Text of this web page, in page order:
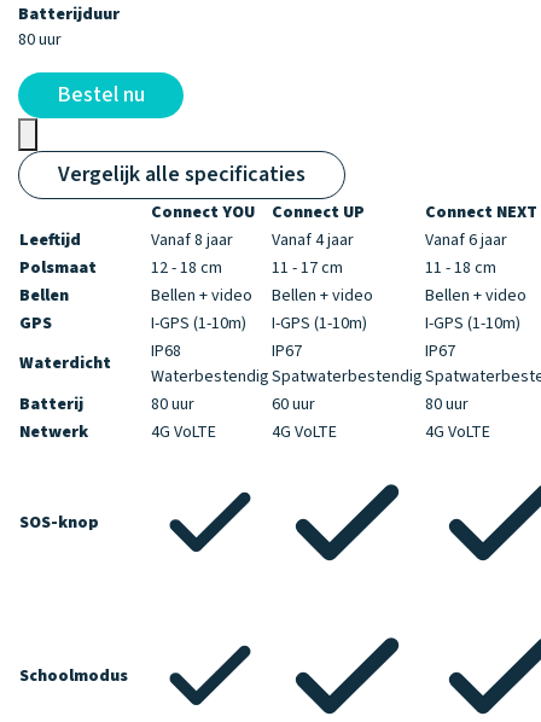
Batterijduur
80 uur
Bestel nu
Vergelijk alle specificaties
Connect YOU Connect UP
Connect NEXT
Leeftijd
Vanaf 8 jaar Vanaf 4 jaar
Vanaf 6 jaar
Polsmaat
12 - 18 cm 11 - 17 cm
11 - 18 cm
Bellen
Bellen + video Bellen + video
Bellen + video
GPS
I-GPS (1-10m) I-GPS (1-10m)
I-GPS (1-10m)
Waterdicht
IP68
Waterbestendig
IP67
Spatwaterbestendig
IP67
Batterij
80 uur 60 uur
80 uur
Netwerk
4G VoLTE 4G VoLTE 4G VoLTE
SOS-knop
Schoolmodus